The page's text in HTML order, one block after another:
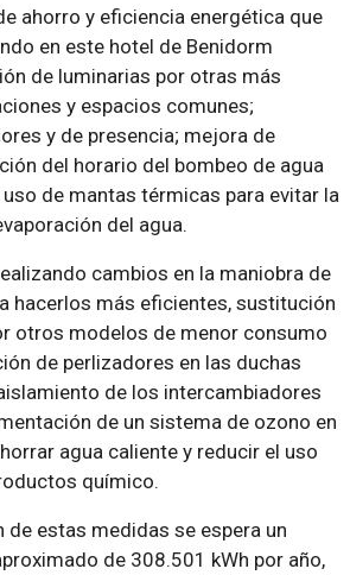
ahorro y eficiencia energética que
en este hotel de Benidorm
de luminarias por otras más
y espacios comunes;
y de presencia; mejora de
del horario del bombeo de agua
de mantas térmicas para evitar la
del agua.
cambios en la maniobra de
hacerlos más eficientes, sustitución
otros modelos de menor consumo
de perlizadores en las duchas
de los intercambiadores
de un sistema de ozono en
agua caliente y reducir el uso
químico.
de estas medidas se espera un
de 308.501 kWh por año,